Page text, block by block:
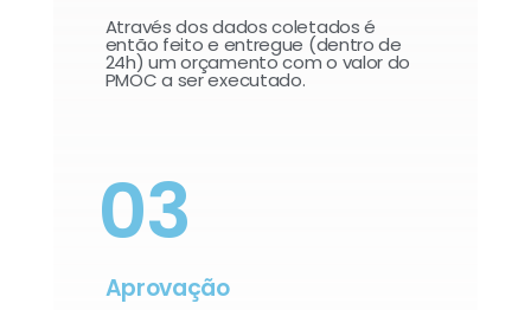
Através dos dados coletados é
então feito e entregue (dentro de
24h) um orçamento com o valor do
PMOC a ser executado.
03
Aprovação